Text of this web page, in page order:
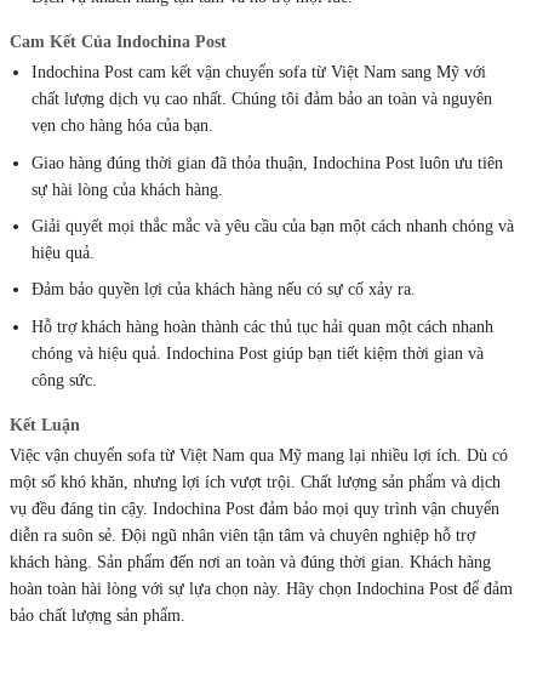
Cam Kết Của Indochina Post
Indochina Post cam kết vận chuyển sofa từ Việt Nam sang Mỹ với
chất lượng dịch vụ cao nhất. Chúng tôi đảm bảo an toàn và nguyên
vẹn cho hàng hóa của bạn.
Giao hàng đúng thời gian đã thỏa thuận, Indochina Post luôn ưu tiên
sự hài lòng của khách hàng.
Giải quyết mọi thắc mắc và yêu cầu của bạn một cách nhanh chóng và
hiệu quả.
Đảm bảo quyền lợi của khách hàng nếu có sự cố xảy ra.
Hỗ trợ khách hàng hoàn thành các thủ tục hải quan một cách nhanh
chóng và hiệu quả. Indochina Post giúp bạn tiết kiệm thời gian và
công sức.
Kết Luận
Việc vận chuyển sofa từ Việt Nam qua Mỹ mang lại nhiều lợi ích. Dù có
một số khó khăn, nhưng lợi ích vượt trội. Chất lượng sản phẩm và dịch
vụ đều đáng tin cậy. Indochina Post đảm bảo mọi quy trình vận chuyển
diễn ra suôn sẻ. Đội ngũ nhân viên tận tâm và chuyên nghiệp hỗ trợ
khách hàng. Sản phẩm đến nơi an toàn và đúng thời gian. Khách hàng
hoàn toàn hài lòng với sự lựa chọn này. Hãy chọn Indochina Post để đảm
bảo chất lượng sản phẩm.